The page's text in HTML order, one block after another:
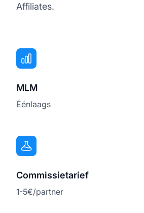
Affiliates.
MLM
Éénlaags
Commissietarief
1-5€/partner